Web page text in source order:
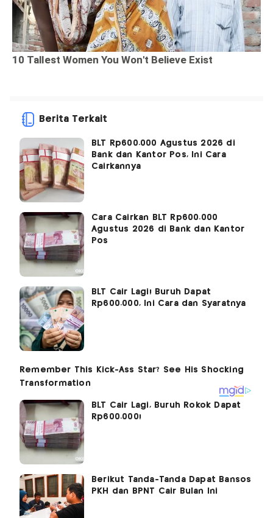
Berita Terkait
BLT Rp600.000 Agustus 2026 di
Bank dan Kantor Pos, Ini Cara
Cairkannya
Cara Cairkan BLT Rp600.000
Agustus 2026 di Bank dan Kantor
Pos
BLT Cair Lagi! Buruh Dapat
Rp600.000, Ini Cara dan Syaratnya
BLT Cair Lagi, Buruh Rokok Dapat
Rp600.000!
Berikut Tanda-Tanda Dapat Bansos
PKH dan BPNT Cair Bulan Ini